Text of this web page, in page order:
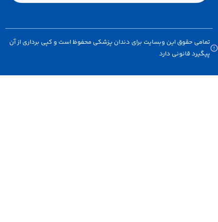
حقوق این وبسایت برای دندان پزشکی محفوظ است و کپی برداری از آن
قانونی دارد